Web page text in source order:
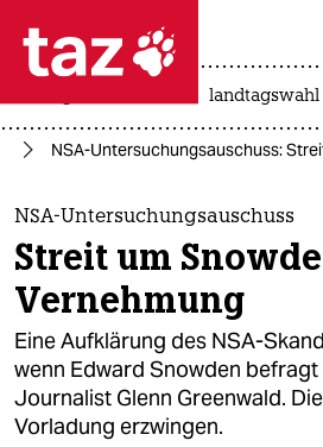
 taz zahl ich
taz zahl ich
themen
politik
öko
gesellschaft
kultur
landtagswahl
NSA-Untersuchungsauschuss:
NSA-Untersuchungsauschuss
Streit um
Vernehmung
Eine Aufklärung des NSA-
wenn Edward Snowden
Journalist Glenn Greenwald.
Vorladung erzwingen.